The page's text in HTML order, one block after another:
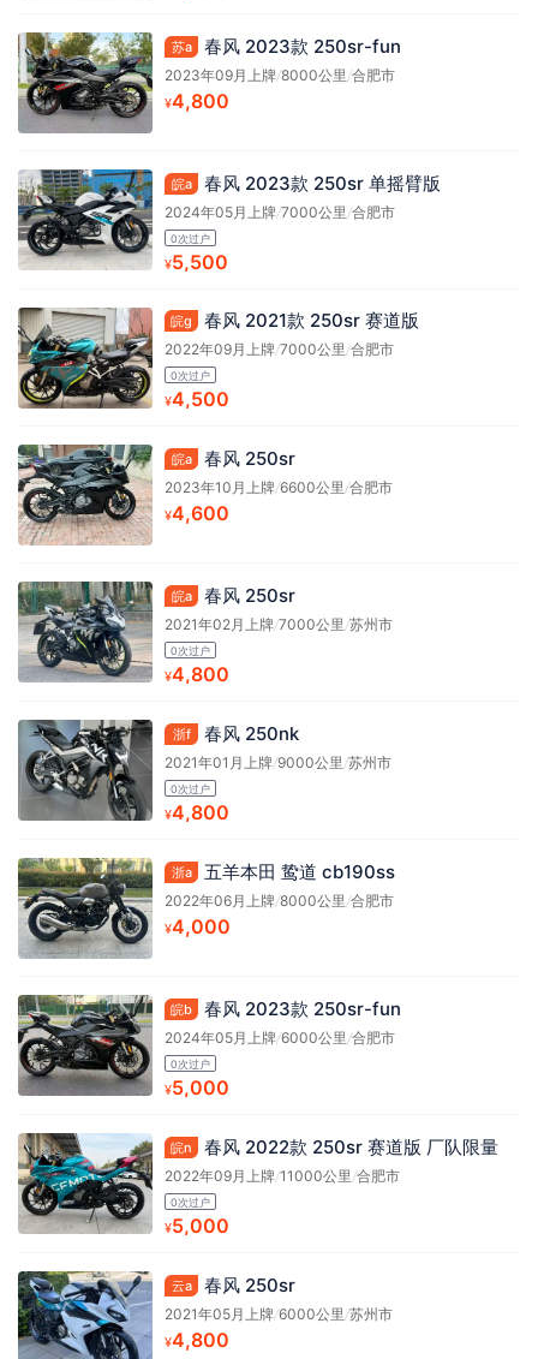
苏a 春风 2023款 250sr-fun
2023年09月上牌/8000公里 /合肥市
¥4,800
皖a 春风 2023款 250sr 单摇臂版
2024年05月上牌/7000公里 /合肥市
0次过户
¥5,500
皖g 春风 2021款 250sr 赛道版
2022年09月上牌/7000公里/合肥市
0次过户
¥4,500
皖a 春风 250sr
2023年10月上牌/6600公里/合肥市
¥4,600
皖a 春风 250sr
2021年02月上牌/7000公里/苏州市
0次过户
¥4,800
浙f 春风 250nk
2021年01月上牌/9000公里/苏州市
0次过户
¥4,800
浙a 五羊本田 鸷道 cb190ss
2022年06月上牌/8000公里/合肥市
¥4,000
皖b 春风 2023款 250sr-fun
2024年05月上牌/6000公里/合肥市
0次过户
¥5,000
皖n 春风 2022款 250sr 赛道版 厂队限量
2022年09月上牌/11000公里/合肥市
0次过户
¥5,000
云a 春风 250sr
2021年05月上牌/6000公里/苏州市
¥4,800